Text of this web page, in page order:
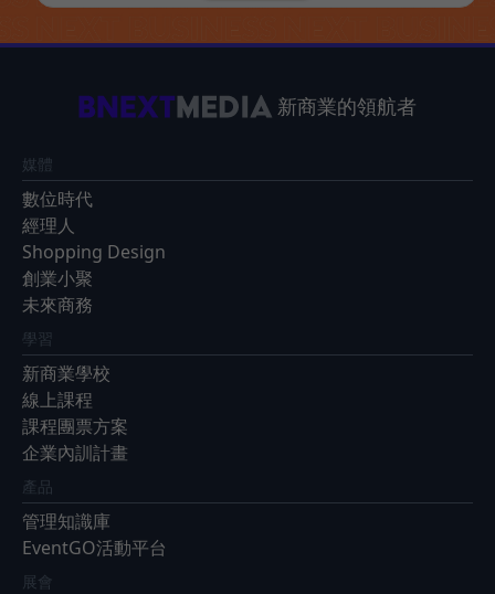
新商業的領航者
媒體
數位時代
經理人
Shopping Design
創業小聚
未來商務
學習
新商業學校
線上課程
課程團票方案
企業內訓計畫
產品
管理知識庫
EventGO活動平台
展會